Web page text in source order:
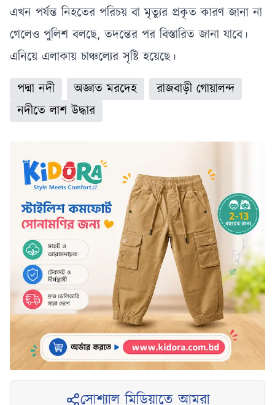
এখন পর্যন্ত নিহতের পরিচয় বা মৃত্যুর প্রকৃত কারণ জানা না
গেলেও পুলিশ বলছে, তদন্তের পর বিস্তারিত জানা যাবে।
এনিয়ে এলাকায় চাঞ্চল্যের সৃষ্টি হয়েছে।
পদ্মা নদী
অজ্ঞাত মরদেহ
রাজবাড়ী গোয়ালন্দ
নদীতে লাশ উদ্ধার
সোশ্যাল মিডিয়াতে আমরা